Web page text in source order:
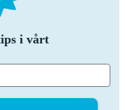
i vårt